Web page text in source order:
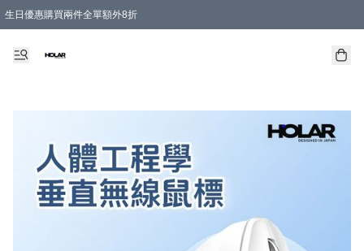
生日優惠購買兩件全單額外8折